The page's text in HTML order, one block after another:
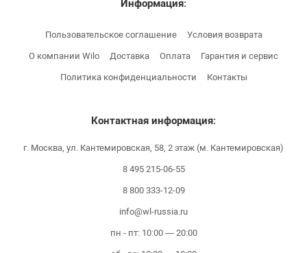
Информация:
Пользовательское соглашение Условия возврата
О компании Wilo Доставка Оплата Гарантия и сервис
Политика конфиденциальности Контакты
Контактная информация:
г. Москва, ул. Кантемировская, 58, 2 этаж (м. Кантемировская)
8 495 215-06-55
8 800 333-12-09
info@wl-russia.ru
пн - пт: 10:00 — 20:00